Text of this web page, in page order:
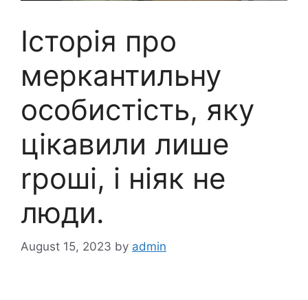
Історія про
меркантильну
особистість, яку
цікавили лише
rроші, і ніяк не
люди.
August 15, 2023 by admin